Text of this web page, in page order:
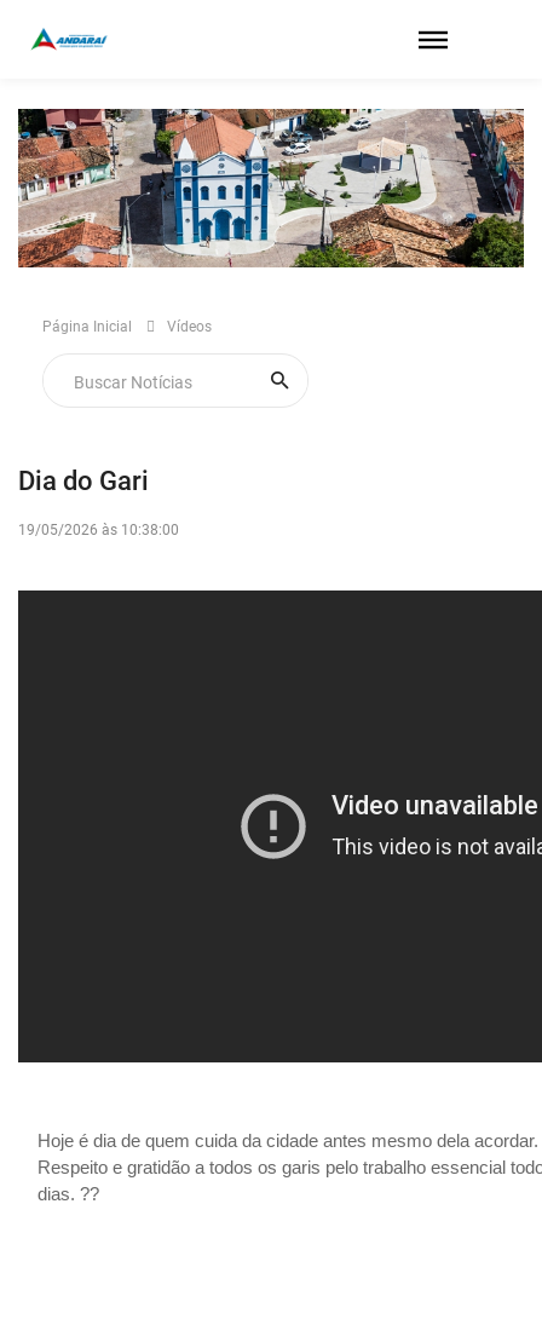
Página Inicial Vídeos
Dia do Gari
19/05/2026 às 10:38:00
Hoje é dia de quem cuida da cidade antes mesmo dela acordar.
Respeito e gratidão a todos os garis pelo trabalho essencial
dias. ??